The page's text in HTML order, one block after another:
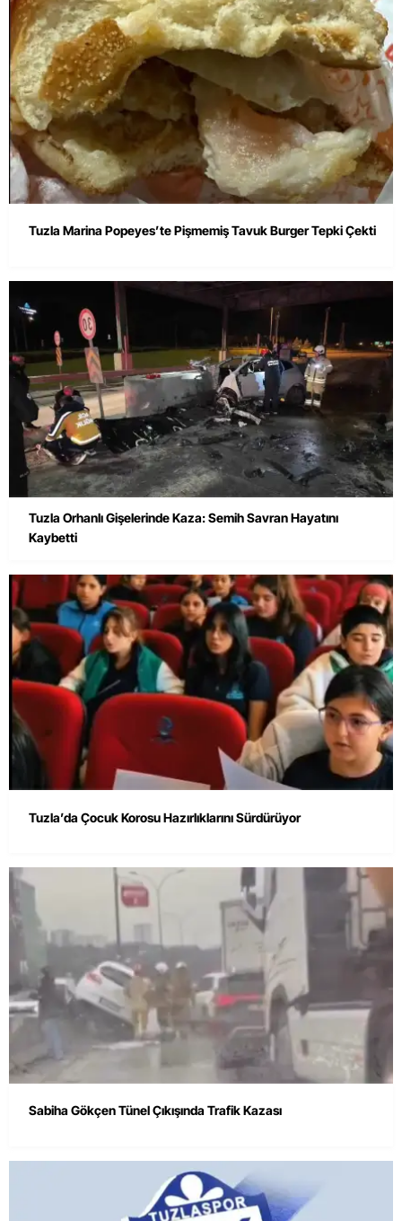
Tuzla Marina Popeyes’te Pişmemiş Tavuk Burger Tepki Çekti
Tuzla Orhanlı Gişelerinde Kaza: Semih Savran Hayatını
Kaybetti
Tuzla’da Çocuk Korosu Hazırlıklarını Sürdürüyor
Sabiha Gökçen Tünel Çıkışında Trafik Kazası